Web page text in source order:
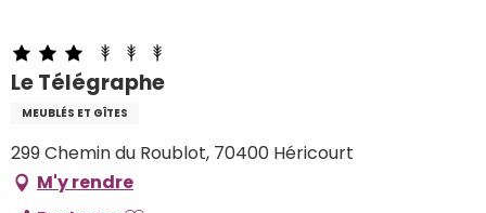
Le Télégraphe
MEUBLÉS ET GÎTES
299 Chemin du Roublot, 70400 Héricourt
M'y rendre